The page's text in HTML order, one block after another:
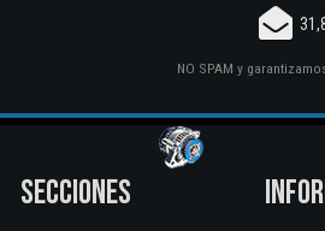
NO SPAM y
SECCIONES